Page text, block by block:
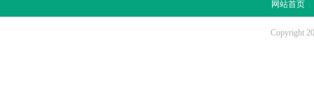
网站首页
Copyright